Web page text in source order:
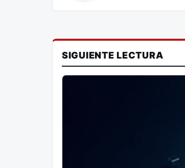
SIGUIENTE LECTURA